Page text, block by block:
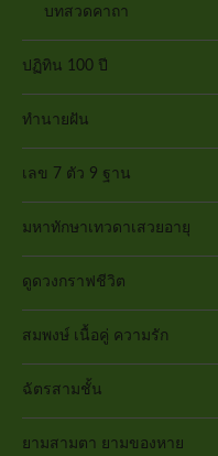
บทสวดคาถา
ปฏิทิน 100 ปี
ทำนายฝัน
เลข 7 ตัว 9 ฐาน
มหาทักษาเทวดาเสวยอายุ
ดูดวงกราฟชีวิต
สมพงษ์ เนื้อคู่ ความรัก
ฉัตรสามชั้น
ยามสามตา ยามของหาย